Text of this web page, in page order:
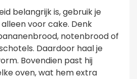
belangrijk is, gebruik je
voor cake. Denk
notenbrood of
Daardoor haal je
Bovendien past hij
oven, wat hem extra